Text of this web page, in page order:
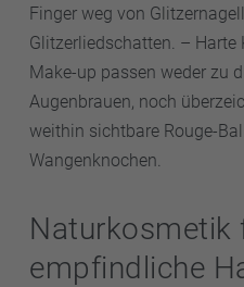
Finger weg von
Glitzerliedschatten. –
Make-up passen weder zu
Augenbrauen, noch
weithin sichtbare Rouge-
Wangenknochen.
Naturkosmetik
empfindliche